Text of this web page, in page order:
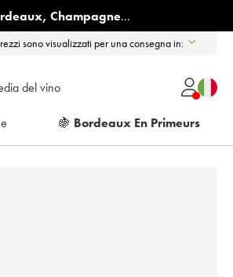
, Champagne...
sono visualizzati per una consegna in:
del vino
🍇 Bordeaux En Primeurs